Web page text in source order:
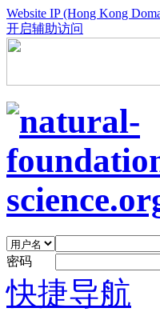
Website IP (Hong Kong
开启辅助访问
密码
快捷导航